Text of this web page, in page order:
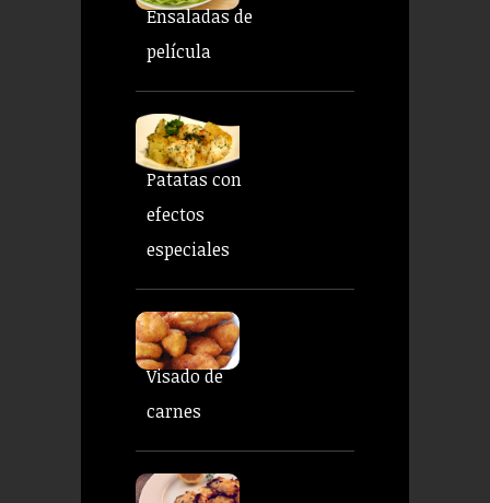
Ensaladas de
película
Patatas con
efectos
especiales
Visado de
carnes